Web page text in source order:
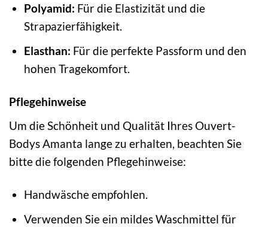
Polyamid: Für die Elastizität und die
Strapazierfähigkeit.
Elasthan: Für die perfekte Passform und den
hohen Tragekomfort.
Pflegehinweise
Um die Schönheit und Qualität Ihres Ouvert-
Bodys Amanta lange zu erhalten, beachten Sie
bitte die folgenden Pflegehinweise:
Handwäsche empfohlen.
Verwenden Sie ein mildes Waschmittel für